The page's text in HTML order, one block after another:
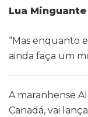
Lua Minguante
“Mas enquanto
ainda faça um
A maranhense
Canadá, vai